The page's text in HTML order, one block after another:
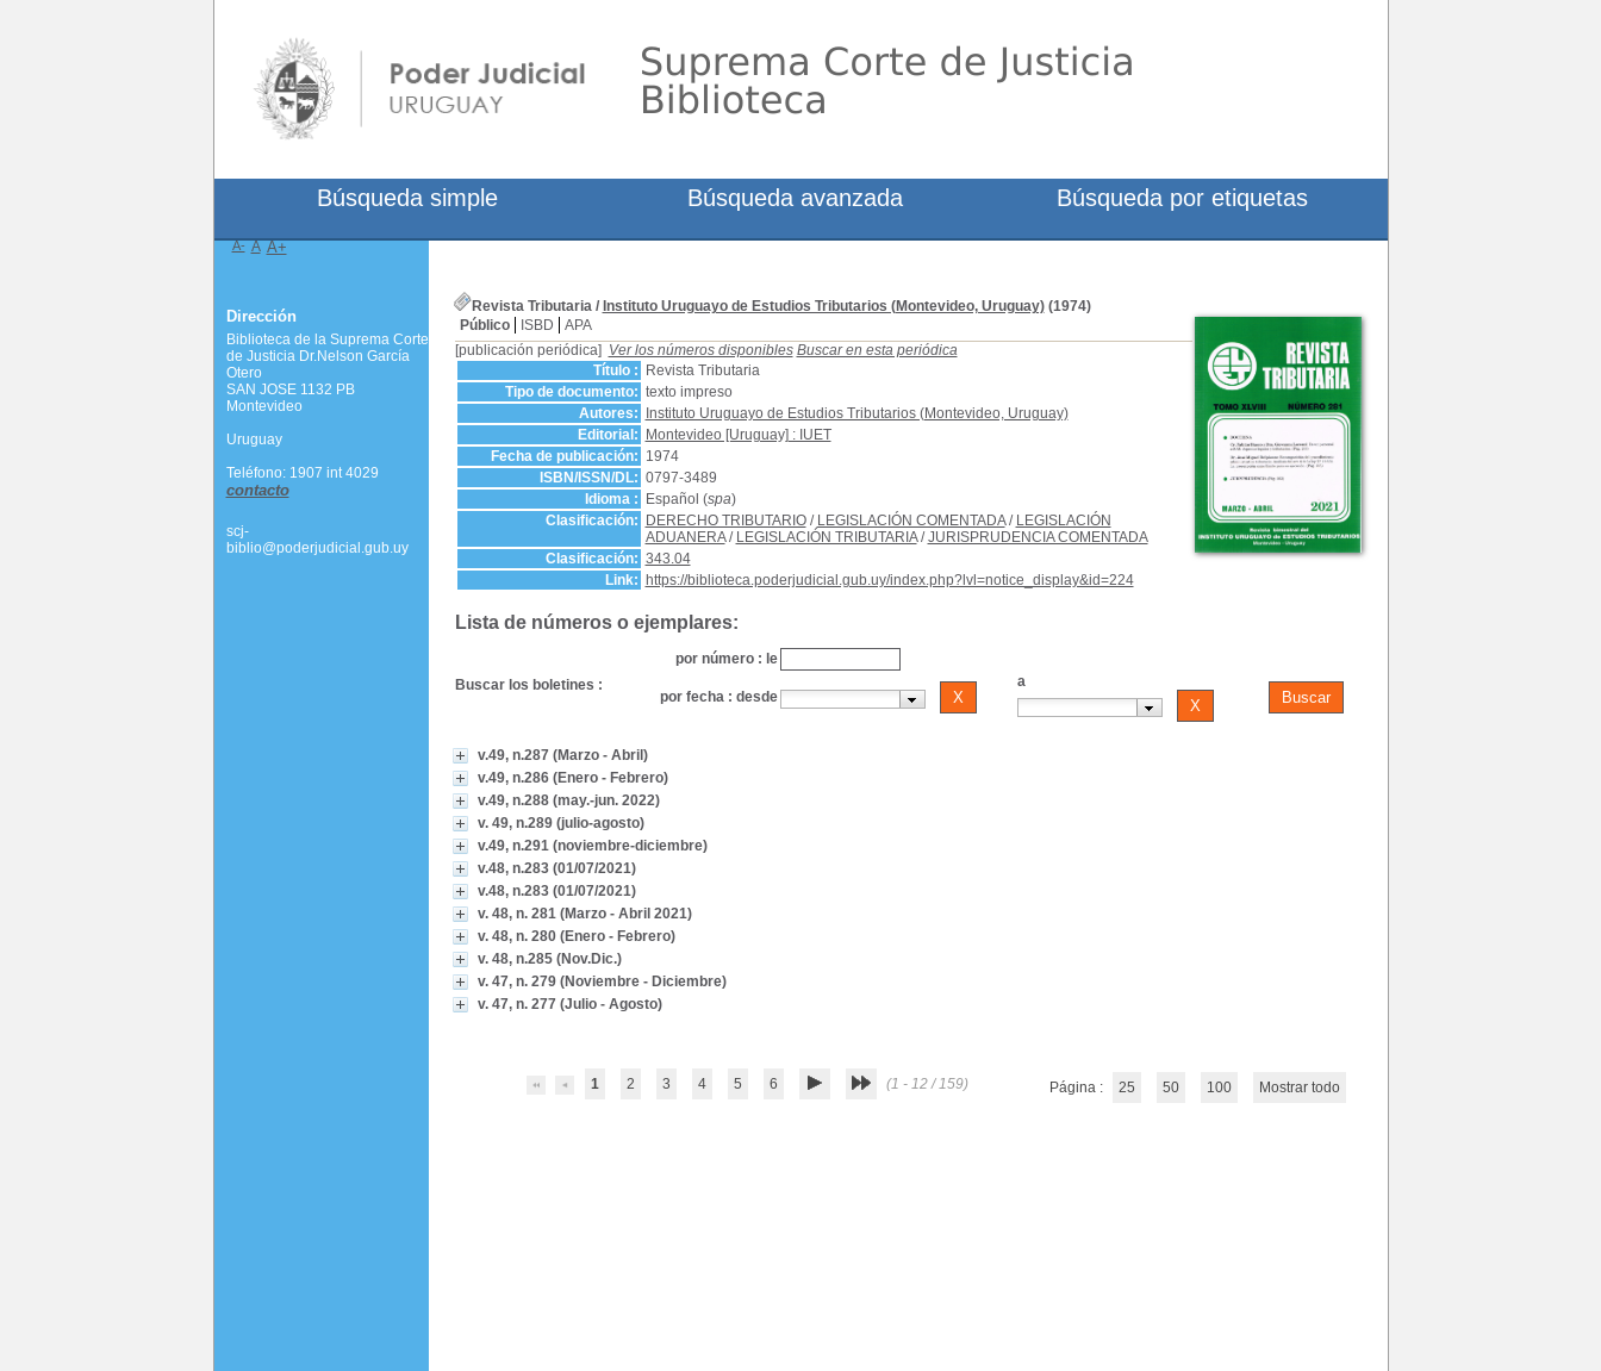
Revista Tributaria/ Instituto Uruguayo de Estudios Tributarios (Montevideo, Uruguay)(1974)
Público
ISBD
APA
[publicación periódica] Ver los números disponibles Buscar en esta periódica
Título :
Revista Tributaria
Tipo de documento: texto impreso
Autores:
Instituto Uruguayo de Estudios Tributarios (Montevideo, Uruguay)
Editorial:
Montevideo [Uruguay] : IUET
Fecha de publicación: 1974
ISBN/ISSN/DL: 0797-3489
Idioma :
Español (spa)
Clasificación:
DERECHO TRIBUTARIO/ LEGISLACIÓN COMENTADA/ LEGISLACIÓN
ADUANERA/ LEGISLACIÓN TRIBUTARIA/JURISPRUDENCIA COMENTADA
Clasificación: 343.04
Link:
https://biblioteca.poderjudicial.gub.uy/index.php?lvl=notice_display&id=224
Lista de números o ejemplares:
Buscar los boletines :
por número : le
por fecha : desde
a
v.49, n.287 (Marzo - Abril)
v.49, n.286 (Enero - Febrero)
v.49, n.288 (may.-jun. 2022)
v. 49, n.289 (julio-agosto)
v.49, n.291 (noviembre-diciembre)
v.48, n.283 (01/07/2021)
v.48, n.283 (01/07/2021)
v. 48, n. 281 (Marzo - Abril 2021)
v. 48, n. 280 (Enero - Febrero)
v. 48, n.285 (Nov.Dic.)
v. 47, n. 279 (Noviembre - Diciembre)
v. 47, n. 277 (Julio - Agosto)
1 2 3 4 5 6 (1 - 12 / 159) Página : 25 50 100 Mostrar todo
Búsqueda simple Búsqueda avanzada Búsqueda por etiquetas
A- A A+
Dirección
Biblioteca de la Suprema Corte
de Justicia Dr.Nelson García
Otero
SAN JOSE 1132 PB
Montevideo
Uruguay
Teléfono: 1907 int 4029
contacto
scj-
biblio@poderjudicial.gub.uy